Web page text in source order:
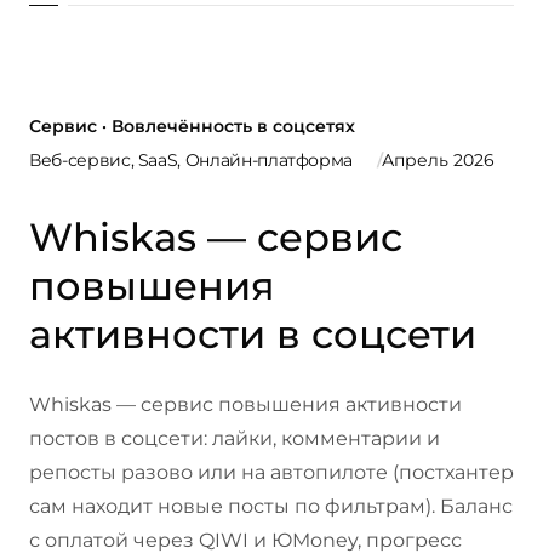
Сервис · Вовлечённость в соцсетях
Веб-сервис, SaaS, Онлайн-платформа
Апрель 2026
Whiskas — сервис
повышения
активности в соцсети
Whiskas — сервис повышения активности
постов в соцсети: лайки, комментарии и
репосты разово или на автопилоте (постхантер
сам находит новые посты по фильтрам). Баланс
с оплатой через QIWI и ЮMoney, прогресс